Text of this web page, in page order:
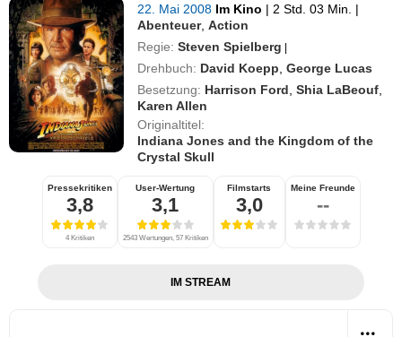
22. Mai 2008 Im Kino | 2 Std. 03 Min. |
Abenteuer,Action
Regie: Steven Spielberg |
Drehbuch: David Koepp ,George Lucas
Besetzung: Harrison Ford ,Shia LaBeouf
Karen Allen
Originaltitel:
Indiana Jones and the Kingdom of the
Crystal Skull
Pressekritiken
3,8
4 Kritiken
User-Wertung
3,1
2543 Wertungen, 57 Kritiken
Filmstarts
3,0
Meine Freunde
--
IM STREAM